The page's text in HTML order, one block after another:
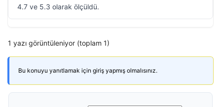
4.7 ve 5.3 olarak ölçüldü.
1 yazı görüntüleniyor (toplam 1)
Bu konuyu yanıtlamak için giriş yapmış olmalısınız.